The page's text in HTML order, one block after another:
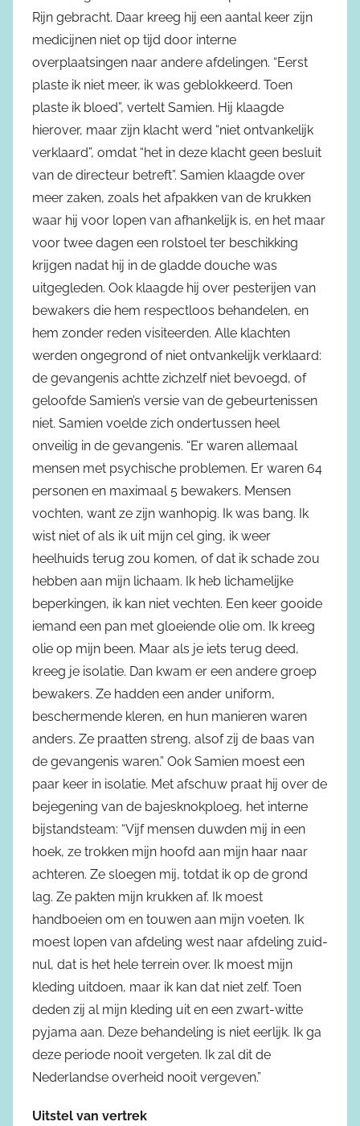
Rijn gebracht. Daar kreeg hij een aantal keer zijn
medicijnen niet op tijd door interne
overplaatsingen naar andere afdelingen. “Eerst
plaste ik niet meer, ik was geblokkeerd. Toen
plaste ik bloed”, vertelt Samien. Hij klaagde
hierover, maar zijn klacht werd “niet ontvankelijk
verklaard”, omdat “het in deze klacht geen besluit
van de directeur betreft”. Samien klaagde over
meer zaken, zoals het afpakken van de krukken
waar hij voor lopen van afhankelijk is, en het maar
voor twee dagen een rolstoel ter beschikking
krijgen nadat hij in de gladde douche was
uitgegleden. Ook klaagde hij over pesterijen van
bewakers die hem respectloos behandelen, en
hem zonder reden visiteerden. Alle klachten
werden ongegrond of niet ontvankelijk verklaard:
de gevangenis achtte zichzelf niet bevoegd, of
geloofde Samien’s versie van de gebeurtenissen
niet. Samien voelde zich ondertussen heel
onveilig in de gevangenis. “Er waren allemaal
mensen met psychische problemen. Er waren 64
personen en maximaal 5 bewakers. Mensen
vochten, want ze zijn wanhopig. Ik was bang. Ik
wist niet of als ik uit mijn cel ging, ik weer
heelhuids terug zou komen, of dat ik schade zou
hebben aan mijn lichaam. Ik heb lichamelijke
beperkingen, ik kan niet vechten. Een keer gooide
iemand een pan met gloeiende olie om. Ik kreeg
olie op mijn been. Maar als je iets terug deed,
kreeg je isolatie. Dan kwam er een andere groep
bewakers. Ze hadden een ander uniform,
beschermende kleren, en hun manieren waren
anders. Ze praatten streng, alsof zij de baas van
de gevangenis waren.” Ook Samien moest een
paar keer in isolatie. Met afschuw praat hij over de
bejegening van de bajesknokploeg, het interne
bijstandsteam: “Vijf mensen duwden mij in een
hoek, ze trokken mijn hoofd aan mijn haar naar
achteren. Ze sloegen mij, totdat ik op de grond
lag. Ze pakten mijn krukken af. Ik moest
handboeien om en touwen aan mijn voeten. Ik
moest lopen van afdeling west naar afdeling zuid-
nul, dat is het hele terrein over. Ik moest mijn
kleding uitdoen, maar ik kan dat niet zelf. Toen
deden zij al mijn kleding uit en een zwart-witte
pyjama aan. Deze behandeling is niet eerlijk. Ik ga
deze periode nooit vergeten. Ik zal dit de
Nederlandse overheid nooit vergeven.”
Uitstel van vertrek